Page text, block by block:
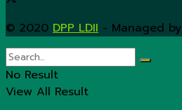
© 2020 DPP LDII - Managed by
No Result
View All Result